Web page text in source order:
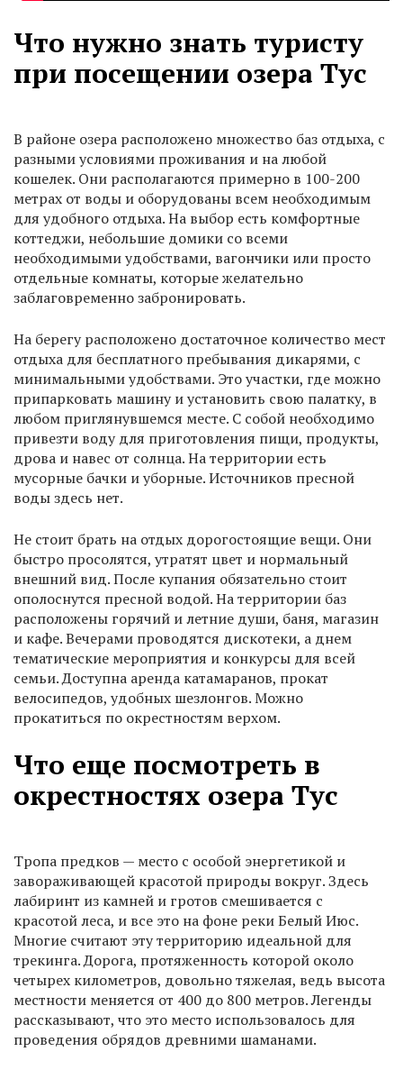
Что нужно знать туристу
при посещении озера Тус
В районе озера расположено множество баз отдыха, с
разными условиями проживания и на любой
кошелек. Они располагаются примерно в 100-200
метрах от воды и оборудованы всем необходимым
для удобного отдыха. На выбор есть комфортные
коттеджи, небольшие домики со всеми
необходимыми удобствами, вагончики или просто
отдельные комнаты, которые желательно
заблаговременно забронировать.
На берегу расположено достаточное количество мест
отдыха для бесплатного пребывания дикарями, с
минимальными удобствами. Это участки, где можно
припарковать машину и установить свою палатку, в
любом приглянувшемся месте. С собой необходимо
привезти воду для приготовления пищи, продукты,
дрова и навес от солнца. На территории есть
мусорные бачки и уборные. Источников пресной
воды здесь нет.
Не стоит брать на отдых дорогостоящие вещи. Они
быстро просолятся, утратят цвет и нормальный
внешний вид. После купания обязательно стоит
ополоснутся пресной водой. На территории баз
расположены горячий и летние души, баня, магазин
и кафе. Вечерами проводятся дискотеки, а днем
тематические мероприятия и конкурсы для всей
семьи. Доступна аренда катамаранов, прокат
велосипедов, удобных шезлонгов. Можно
прокатиться по окрестностям верхом.
Что еще посмотреть в
окрестностях озера Тус
Тропа предков — место с особой энергетикой и
завораживающей красотой природы вокруг. Здесь
лабиринт из камней и гротов смешивается с
красотой леса, и все это на фоне реки Белый Июс.
Многие считают эту территорию идеальной для
трекинга. Дорога, протяженность которой около
четырех километров, довольно тяжелая, ведь высота
местности меняется от 400 до 800 метров. Легенды
рассказывают, что это место использовалось для
проведения обрядов древними шаманами.